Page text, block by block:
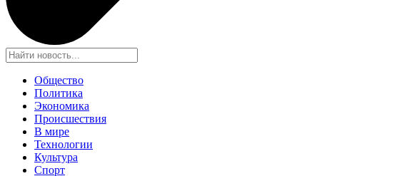
Общество
Политика
Экономика
Происшествия
В мире
Технологии
Культура
Спорт